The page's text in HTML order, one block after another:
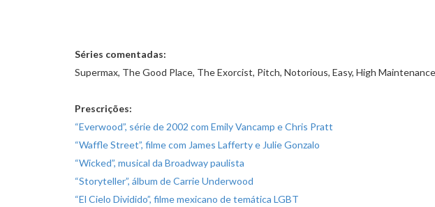
Séries comentadas:
Supermax, The Good Place, The Exorcist, Pitch, Notorious, Easy, High
Prescrições:
“Everwood”, série de 2002 com Emily Vancamp e Chris Pratt
“Waffle Street”, filme com James Lafferty e Julie Gonzalo
“Wicked”, musical da Broadway paulista
“Storyteller”, álbum de Carrie Underwood
“El Cielo Dividido”, filme mexicano de temática LGBT